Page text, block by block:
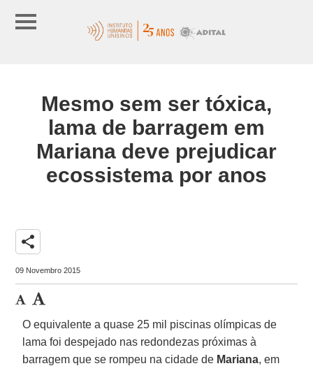
Mesmo sem ser tóxica,
lama de barragem em
Mariana deve prejudicar
ecossistema por anos
share
09 Novembro 2015
O equivalente a quase 25 mil piscinas olímpicas de
lama foi despejado nas redondezas próximas à
barragem que se rompeu na cidade de Mariana, em